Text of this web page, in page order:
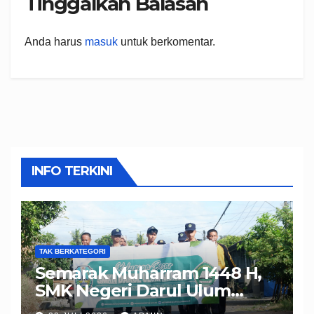
Anda harus masuk untuk berkomentar.
INFO TERKINI
TAK BERKATEGORI
Semarak Muharram 1448 H,
SMK Negeri Darul Ulum
Muncar Bersama Seluruh